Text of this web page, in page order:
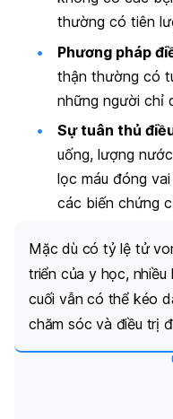
thường có tiên
Phương pháp
thận thường có
những người chỉ
Sự tuân thủ
uống, lượng
lọc máu đóng
các biến chứng
Mặc dù có tỷ lệ tử
triển của y học, nhiều
cuối vẫn có thể kéo
chăm sóc và điều trị